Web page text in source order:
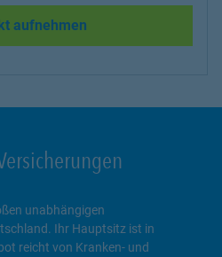
aufnehmen
unabhängigen
Ihr Hauptsitz ist in
reicht von Kranken- und